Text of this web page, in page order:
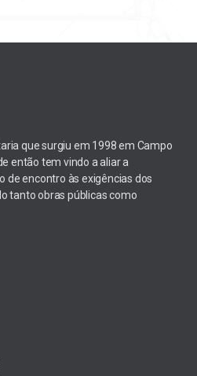
que surgiu em 1998 em Campo
então tem vindo a aliar a
de encontro às exigências dos
tanto obras públicas como